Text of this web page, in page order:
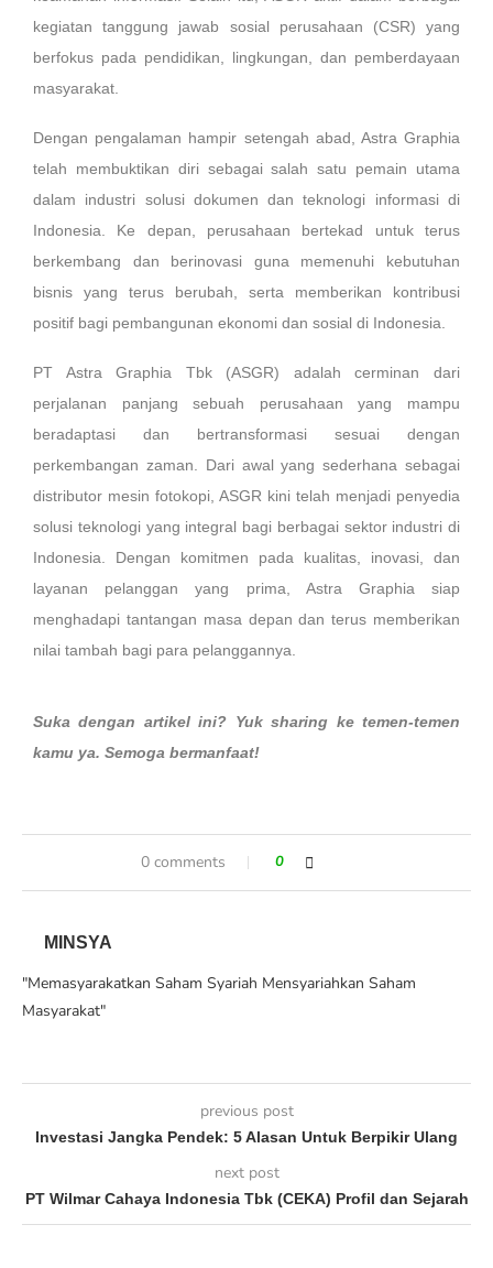
kegiatan tanggung jawab sosial perusahaan (CSR) yang
berfokus pada pendidikan, lingkungan, dan pemberdayaan
masyarakat.
Dengan pengalaman hampir setengah abad, Astra Graphia
telah membuktikan diri sebagai salah satu pemain utama
dalam industri solusi dokumen dan teknologi informasi di
Indonesia. Ke depan, perusahaan bertekad untuk terus
berkembang dan berinovasi guna memenuhi kebutuhan
bisnis yang terus berubah, serta memberikan kontribusi
positif bagi pembangunan ekonomi dan sosial di Indonesia.
PT Astra Graphia Tbk (ASGR) adalah cerminan dari
perjalanan panjang sebuah perusahaan yang mampu
beradaptasi dan bertransformasi sesuai dengan
perkembangan zaman. Dari awal yang sederhana sebagai
distributor mesin fotokopi, ASGR kini telah menjadi penyedia
solusi teknologi yang integral bagi berbagai sektor industri di
Indonesia. Dengan komitmen pada kualitas, inovasi, dan
layanan pelanggan yang prima, Astra Graphia siap
menghadapi tantangan masa depan dan terus memberikan
nilai tambah bagi para pelanggannya.
Suka dengan artikel ini? Yuk sharing ke temen-temen
kamu ya. Semoga bermanfaat!
0 comments 0
MINSYA
"Memasyarakatkan Saham Syariah Mensyariahkan Saham
Masyarakat"
previous post
Investasi Jangka Pendek: 5 Alasan Untuk Berpikir Ulang
next post
PT Wilmar Cahaya Indonesia Tbk (CEKA) Profil dan Sejarah